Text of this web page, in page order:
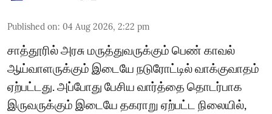
Published on: 04 Aug 2026, 2:22 pm
சாத்தூரில் அரசு மருத்துவருக்கும் பெண் காவல்
ஆய்வாளருக்கும் இடையே நடுரோட்டில் வாக்குவாதம்
ஏற்பட்டது. அப்போது பேசிய வார்த்தை தொடர்பாக
இருவருக்கும் இடையே தகராறு ஏற்பட்ட நிலையில்,